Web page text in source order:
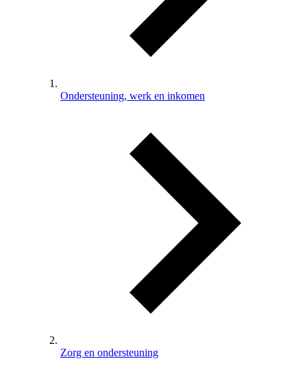
Ondersteuning, werk en inkomen
Zorg en ondersteuning